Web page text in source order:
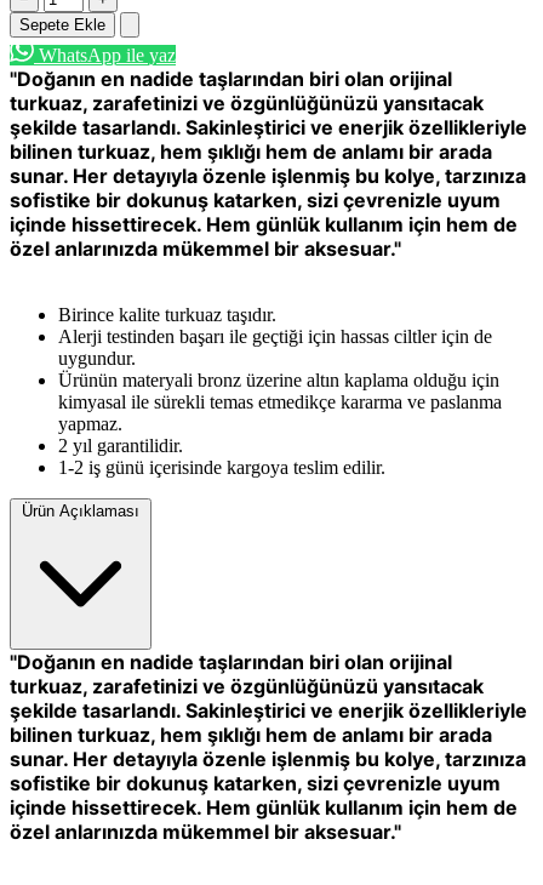
Sepete Ekle
WhatsApp ile yaz
"Doğanın en nadide taşlarından biri olan orijinal
turkuaz, zarafetinizi ve özgünlüğünüzü yansıtacak
şekilde tasarlandı. Sakinleştirici ve enerjik özellikleriyle
bilinen turkuaz, hem şıklığı hem de anlamı bir arada
sunar. Her detayıyla özenle işlenmiş bu kolye, tarzınıza
sofistike bir dokunuş katarken, sizi çevrenizle uyum
içinde hissettirecek. Hem günlük kullanım için hem de
özel anlarınızda mükemmel bir aksesuar."
Birince kalite turkuaz taşıdır.
Alerji testinden başarı ile geçtiği için hassas ciltler için de
uygundur.
Ürünün materyali bronz üzerine altın kaplama olduğu için
kimyasal ile sürekli temas etmedikçe kararma ve paslanma
yapmaz.
2 yıl garantilidir.
1-2 iş günü içerisinde kargoya teslim edilir.
Ürün Açıklaması
"Doğanın en nadide taşlarından biri olan orijinal
turkuaz, zarafetinizi ve özgünlüğünüzü yansıtacak
şekilde tasarlandı. Sakinleştirici ve enerjik özellikleriyle
bilinen turkuaz, hem şıklığı hem de anlamı bir arada
sunar. Her detayıyla özenle işlenmiş bu kolye, tarzınıza
sofistike bir dokunuş katarken, sizi çevrenizle uyum
içinde hissettirecek. Hem günlük kullanım için hem de
özel anlarınızda mükemmel bir aksesuar."